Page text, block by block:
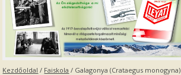
Kezdőoldal / Faiskola / Galagonya (Crataegus monogyna)